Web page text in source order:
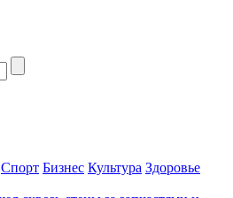
Спорт Бизнес Культура Здоровье